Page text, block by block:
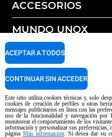
ACCESORIOS
Todos los accesorios
Detergentes para lavado automático
Detergentes para lavado manual
Tratamiento de agua con filtros de
Tratamiento de agua por ósmosis
MUNDO UNOX
Nuestras sedes en el mundo
SOPORTE
Garantía Unox
Red de distribuidores
Centros de servicio técnico
Copyright 2026 UNOX SpA Todos los
Aviso sobre el contenido generado por
Este sitio utiliza cookies técnicas y, solo
cookies de creación de perfiles u otras
mensajes publicitarios en línea con las
uso de la funcionalidad y navegación
monitorear el comportamiento de los
información y personalizar sus preferencias,
página Más información. Si desea dar su
ACEPTAR A TODOS
CONTINUAR SIN ACCEDER